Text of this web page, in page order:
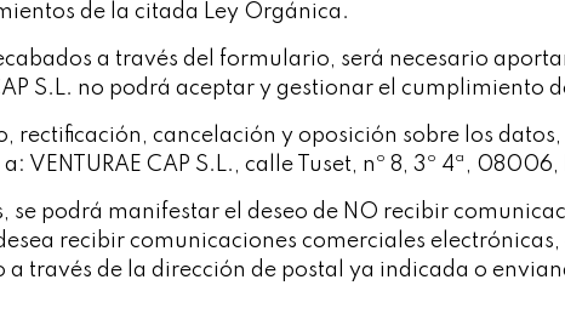
de la citada Ley Orgánica.
a través del formulario, será necesario
S.L. no podrá aceptar y gestionar el cumplimiento
rectificación, cancelación y oposición sobre los
VENTURAE CAP S.L., calle Tuset, nº 8, 3º 4ª,
se podrá manifestar el deseo de NO recibir
recibir comunicaciones comerciales
a través de la dirección de postal ya indicada o